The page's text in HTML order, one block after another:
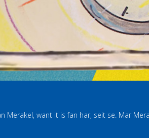
want it is fan har, seit se. Mar